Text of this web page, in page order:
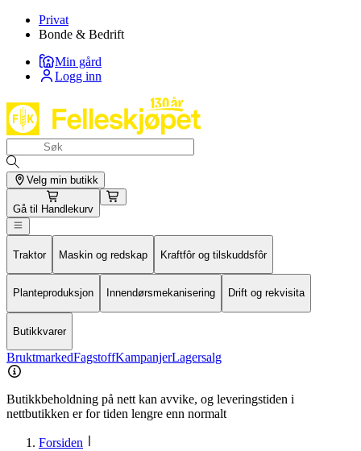
Privat
Bonde & Bedrift
Min gård
Logg inn
Velg min butikk
Gå til Handlekurv
Traktor Maskin og redskap Kraftfôr og tilskuddsfôr
Planteproduksjon Innendørsmekanisering Drift og rekvisita
Butikkvarer
BruktmarkedFagstoffKampanjerLagersalg
Butikkbeholdning på nett kan avvike, og leveringstiden i
nettbutikken er for tiden lengre enn normalt
Forsiden